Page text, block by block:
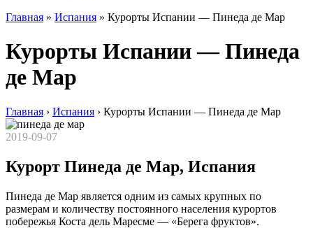
Главная » Испания » Курорты Испании — Пинеда де Мар
Курорты Испании — Пинеда
де Мар
Главная › Испания › Курорты Испании — Пинеда де Мар
2019-09-07
Курорт Пинеда де Мар, Испания
Пинеда де Мар является одним из самых крупных по
размерам и количеству постоянного населения курортов
побережья Коста дель Маресме — «Берега фруктов».